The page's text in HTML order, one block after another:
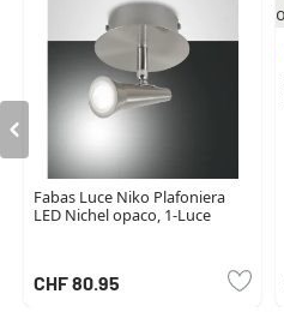
Fabas Luce Niko Plafoniera
LED Nichel opaco, 1-Luce
CHF 80.95